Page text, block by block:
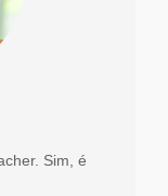
Sim, é